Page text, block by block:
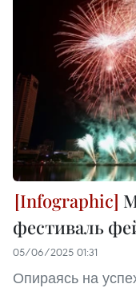
фестиваль
05/06/2025 01:31
Опираясь на